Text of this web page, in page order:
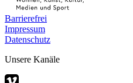
Barrierefrei
Impressum
Datenschutz
Unsere Kanäle